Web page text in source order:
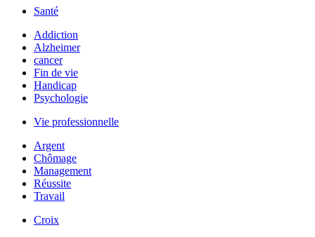
Santé
Addiction
Alzheimer
cancer
Fin de vie
Handicap
Psychologie
Vie professionnelle
Argent
Chômage
Management
Réussite
Travail
Croix